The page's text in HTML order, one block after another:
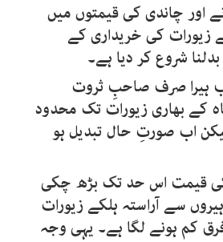
اور چاندی کی قیمتوں میں
زیورات کی خریداری کے
شروع کر دیا ہے۔
ہیرا صرف صاحبِ ثروت
کے بھاری زیورات تک محدود
اب صورتِ حال تبدیل ہو
کی قیمت اس حد تک بڑھ چکی
سے آراستہ ہلکے زیورات
کم ہونے لگا ہے۔ یہی وجہ